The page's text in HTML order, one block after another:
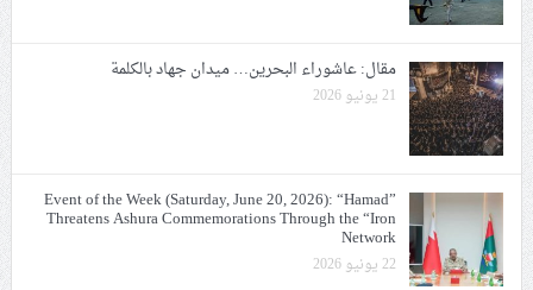
مقال: عاشوراء البحرين… ميدان جهاد بالكلمة
21 يونيو 2026
Event of the Week (Saturday, June 20, 2026): “Hamad”
Threatens Ashura Commemorations Through the “Iron
Network
22 يونيو 2026